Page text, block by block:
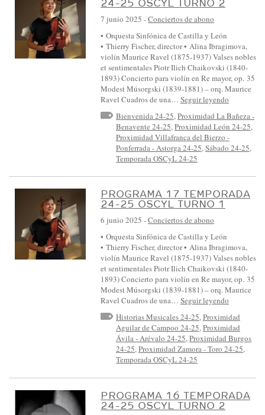
24-25 OSCYL TURNO 2
7 junio 2025 -Conciertos de abono
• Orquesta Sinfónica de Castilla y León
• Thierry Fischer, director • Alina Ibragimova,
violín Maurice Ravel (1875-1937) Valses nobles
et sentimentales Piotr Ilich Chaikovski (1840-
1893) Concierto para violín en Re mayor, op. 35
Modest Músorgski (1839-1881) – orq. Maurice
Ravel Cuadros de una… Seguir leyendo
Bienvenida 24-25,Proximidad La Bañeza -
Benavente 24-25,Proximidad León 24-25,
Proximidad Villafranca del Bierzo -
Ponferrada - Astorga 24-25,Sábado 24-25,
Temporada OSCyL 24-25
PROGRAMA 17 TEMPORADA
24-25 OSCYL TURNO 1
6 junio 2025 -Conciertos de abono
• Orquesta Sinfónica de Castilla y León
• Thierry Fischer, director • Alina Ibragimova,
violín Maurice Ravel (1875-1937) Valses nobles
et sentimentales Piotr Ilich Chaikovski (1840-
1893) Concierto para violín en Re mayor, op. 35
Modest Músorgski (1839-1881) – orq. Maurice
Ravel Cuadros de una… Seguir leyendo
Historias Musicales 24-25,Proximidad
Aguilar de Campoo 24-25,Proximidad
Ávila - Arévalo 24-25,Proximidad Burgos
24-25,Proximidad Zamora - Toro 24-25,
Temporada OSCyL 24-25
PROGRAMA 16 TEMPORADA
24-25 OSCYL TURNO 2